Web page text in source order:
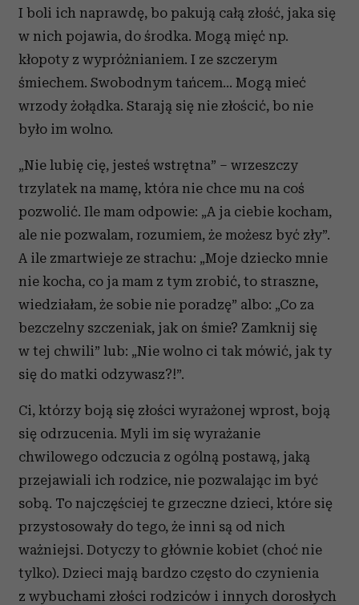
I boli ich naprawdę, bo pakują całą złość, jaka się
w nich pojawia, do środka. Mogą mięć np.
kłopoty z wypróżnianiem. I ze szczerym
śmiechem. Swobodnym tańcem… Mogą mieć
wrzody żołądka. Starają się nie złościć, bo nie
było im wolno.
„Nie lubię cię, jesteś wstrętna” – wrzeszczy
trzylatek na mamę, która nie chce mu na coś
pozwolić. Ile mam odpowie: „A ja ciebie kocham,
ale nie pozwalam, rozumiem, że możesz być zły”.
A ile zmartwieje ze strachu: „Moje dziecko mnie
nie kocha, co ja mam z tym zrobić, to straszne,
wiedziałam, że sobie nie poradzę” albo: „Co za
bezczelny szczeniak, jak on śmie? Zamknij się
w tej chwili” lub: „Nie wolno ci tak mówić, jak ty
się do matki odzywasz?!”.
Ci, którzy boją się złości wyrażonej wprost, boją
się odrzucenia. Myli im się wyrażanie
chwilowego odczucia z ogólną postawą, jaką
przejawiali ich rodzice, nie pozwalając im być
sobą. To najczęściej te grzeczne dzieci, które się
przystosowały do tego, że inni są od nich
ważniejsi. Dotyczy to głównie kobiet (choć nie
tylko). Dzieci mają bardzo często do czynienia
z wybuchami złości rodziców i innych dorosłych